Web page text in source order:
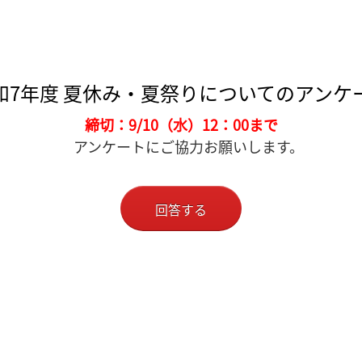
7年度 夏休み・夏祭りについてのアンケ
締切：9/10（水）12：00まで
アンケートにご協力お願いします。
回答する